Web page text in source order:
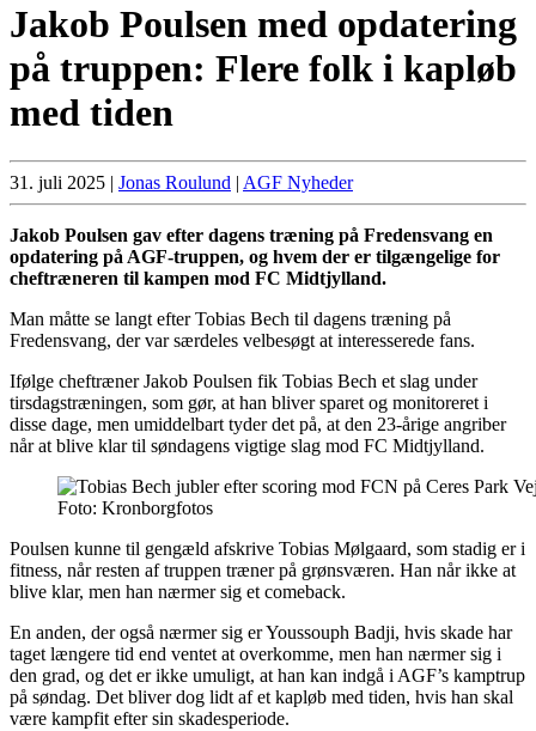
Jakob Poulsen med opdatering
på truppen: Flere folk i kapløb
med tiden
31. juli 2025 | Jonas Roulund | AGF Nyheder
Jakob Poulsen gav efter dagens træning på Fredensvang en
opdatering på AGF-truppen, og hvem der er tilgængelige for
cheftræneren til kampen mod FC Midtjylland.
Man måtte se langt efter Tobias Bech til dagens træning på
Fredensvang, der var særdeles velbesøgt at interesserede fans.
Ifølge cheftræner Jakob Poulsen fik Tobias Bech et slag under
tirsdagstræningen, som gør, at han bliver sparet og monitoreret i
disse dage, men umiddelbart tyder det på, at den 23-årige angriber
når at blive klar til søndagens vigtige slag mod FC Midtjylland.
Foto: Kronborgfotos
Poulsen kunne til gengæld afskrive Tobias Mølgaard, som stadig er i
fitness, når resten af truppen træner på grønsværen. Han når ikke at
blive klar, men han nærmer sig et comeback.
En anden, der også nærmer sig er Youssouph Badji, hvis skade har
taget længere tid end ventet at overkomme, men han nærmer sig i
den grad, og det er ikke umuligt, at han kan indgå i AGF’s kamptrup
på søndag. Det bliver dog lidt af et kapløb med tiden, hvis han skal
være kampfit efter sin skadesperiode.